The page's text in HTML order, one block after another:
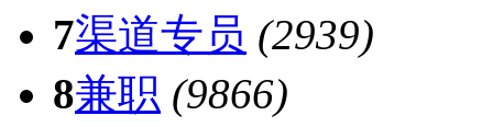
7渠道专员 (2939)
8兼职 (9866)